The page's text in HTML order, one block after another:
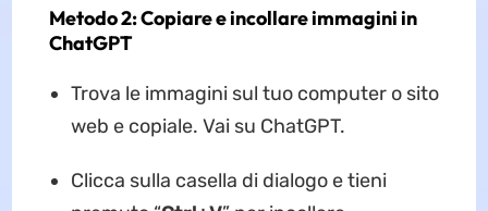
Metodo 2: Copiare e incollare immagini in
ChatGPT
Trova le immagini sul tuo computer o sito
web e copiale. Vai su ChatGPT.
Clicca sulla casella di dialogo e tieni